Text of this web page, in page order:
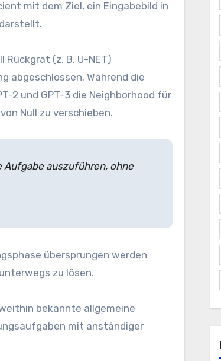
mit dem Ziel, ein Eingabebild in
(z. B. U-NET)
abgeschlossen. Während die
2 und GPT-3 die Neighborhood für
Null zu verschieben.
auszuführen, ohne
übersprungen werden
zu lösen.
bekannte allgemeine
mit anständiger